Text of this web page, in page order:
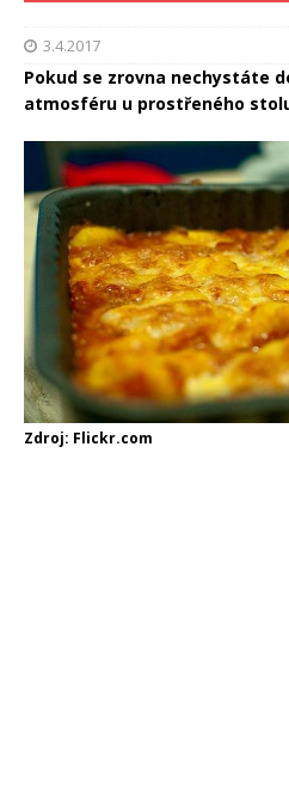
3.4.2017
Pokud se zrovna nechystáte
atmosféru u prostřeného
Zdroj: Flickr.com